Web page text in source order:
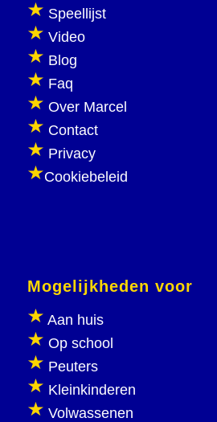
Speellijst
Video
Blog
Faq
Over Marcel
Contact
Privacy
Cookiebeleid
Mogelijkheden voor
Aan huis
Op school
Peuters
Kleinkinderen
Volwassenen